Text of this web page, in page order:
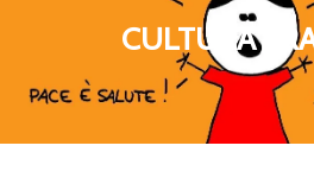
CULTURA